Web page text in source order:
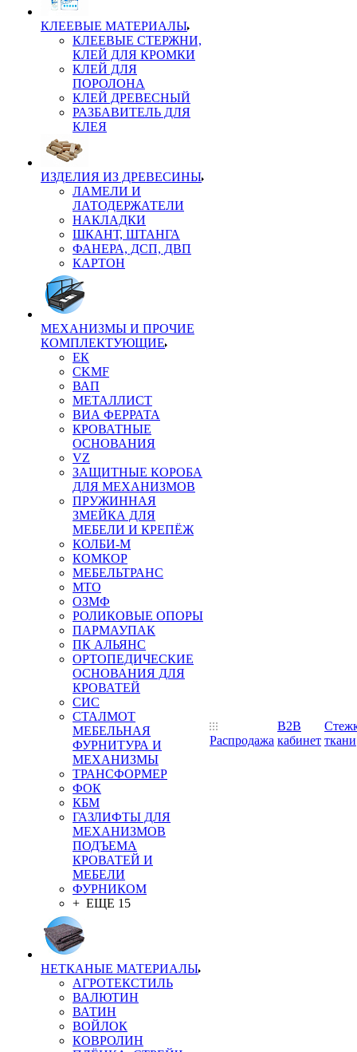
КЛЕЕВЫЕ МАТЕРИАЛЫ
КЛЕЕВЫЕ СТЕРЖНИ,
КЛЕЙ ДЛЯ КРОМКИ
КЛЕЙ ДЛЯ
ПОРОЛОНА
КЛЕЙ ДРЕВЕСНЫЙ
РАЗБАВИТЕЛЬ ДЛЯ
КЛЕЯ
ИЗДЕЛИЯ ИЗ ДРЕВЕСИНЫ
ЛАМЕЛИ И
ЛАТОДЕРЖАТЕЛИ
НАКЛАДКИ
ШКАНТ, ШТАНГА
ФАНЕРА, ДСП, ДВП
КАРТОН
МЕХАНИЗМЫ И ПРОЧИЕ
КОМПЛЕКТУЮЩИЕ
ЕК
CKMF
ВАП
МЕТАЛЛИСТ
ВИА ФЕРРАТА
КРОВАТНЫЕ
ОСНОВАНИЯ
VZ
ЗАЩИТНЫЕ КОРОБА
ДЛЯ МЕХАНИЗМОВ
ПРУЖИННАЯ
ЗМЕЙКА ДЛЯ
МЕБЕЛИ И КРЕПЁЖ
КОЛБИ-М
КОМКОР
МЕБЕЛЬТРАНС
MTO
ОЗМФ
РОЛИКОВЫЕ ОПОРЫ
ПАРМАУПАК
ПК АЛЬЯНС
ОРТОПЕДИЧЕСКИЕ
ОСНОВАНИЯ ДЛЯ
КРОВАТЕЙ
СИС
СТАЛМОТ
МЕБЕЛЬНАЯ
ФУРНИТУРА И
МЕХАНИЗМЫ
ТРАНСФОРМЕР
ФОК
КБМ
ГАЗЛИФТЫ ДЛЯ
МЕХАНИЗМОВ
ПОДЪЕМА
КРОВАТЕЙ И
МЕБЕЛИ
ФУРНИКОМ
+ ЕЩЕ 15
НЕТКАНЫЕ МАТЕРИАЛЫ
АГРОТЕКСТИЛЬ
ВАЛЮТИН
ВАТИН
ВОЙЛОК
КОВРОЛИН
Распродажа
B2B
кабинет ткани